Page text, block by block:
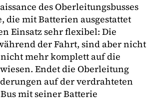
des Oberleitungsbusses
die mit Batterien ausgestattet
Einsatz sehr flexibel: Die
der Fahrt, sind aber nicht
mehr komplett auf die
Endet die Oberleitung
auf der verdrahteten
mit seiner Batterie